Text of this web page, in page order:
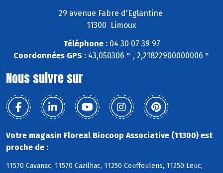
29 avenue Fabre d'Eglantine
11300 Limoux
Téléphone :04 30 07 39 97
Coordonnées GPS : 43,050306 ° , 2,21822900000006 °
Nous suivre sur
Votre magasin Floreal Biocoop Associative (11300) est
proche de :
11570 Cavanac, 11570 Cazilhac, 11250 Couffoulens, 11250 Leuc,